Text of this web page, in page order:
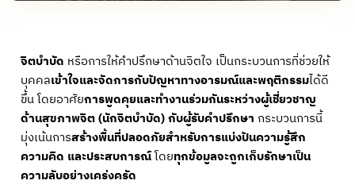
จิตบำบัด หรือการให้คำปรึกษาด้านจิตใจ เป็นกระบวนการที่ช่วยให้
บุคคลเข้าใจและจัดการกับปัญหาทางอารมณ์และพฤติกรรมได้ดี
ขึ้น โดยอาศัยการพูดคุยและทำงานร่วมกันระหว่างผู้เชี่ยวชาญ
ด้านสุขภาพจิต (นักจิตบำบัด) กับผู้รับคำปรึกษา กระบวนการนี้
มุ่งเน้นการสร้างพื้นที่ปลอดภัยสำหรับการแบ่งปันความรู้สึก
ความคิด และประสบการณ์โดยทุกข้อมูลจะถูกเก็บรักษาเป็น
ความลับอย่างเคร่งครัด